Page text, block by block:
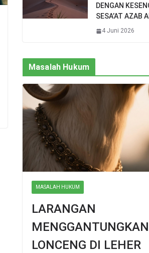
DENGAN
SESA’AT AZAB
4 Juni 2026
Masalah Hukum
MASALAH HUKUM
LARANGAN
MENGGANTUNGKAN
LONCENG DI LEHER